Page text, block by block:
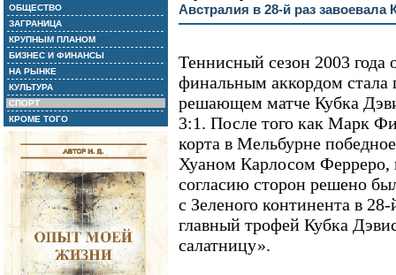
ОБЩЕСТВО
ЗАГРАНИЦА
КРУПНЫМ ПЛАНОМ
БИЗНЕС И ФИНАНСЫ
НА РЫНКЕ
КУЛЬТУРА
СПОРТ
КРОМЕ ТОГО
Австралия в 28-й раз завоевала
Теннисный сезон 2003 года
финальным аккордом стала
решающем матче Кубка
3:1. После того как Марк
корта в Мельбурне
Хуаном Карлосом Ферреро,
согласию сторон решено
с Зеленого континента в
главный трофей Кубка
салатницу».